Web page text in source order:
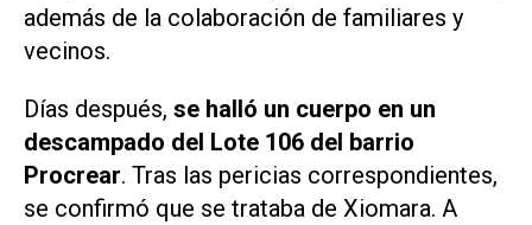
además de la colaboración de familiares y
vecinos.
Días después, se halló un cuerpo en un
descampado del Lote 106 del barrio
Procrear. Tras las pericias correspondientes,
se confirmó que se trataba de Xiomara. A